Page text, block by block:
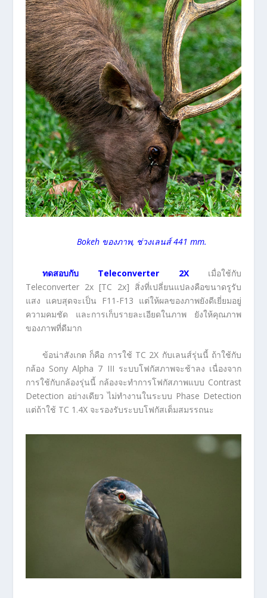
Bokeh ของภาพ, ช่วงเลนส์ 441 mm.
ทดสอบกับ Teleconverter 2Xเมื่อใช้กับ
Teleconverter 2x [TC 2x] สิ่งที่เปลี่ยนแปลงคือขนาดรูรับ
แสง แคบสุดจะเป็น F11-F13 แต่ให้ผลของภาพยังดีเยี่ยมอยู่
ความคมชัด และการเก็บรายละเอียดในภาพ ยังให้คุณภาพ
ของภาพที่ดีมาก
ข้อน่าสังเกต ก็คือ การใช้ TC 2X กับเลนส์รุ่นนี้ ถ้าใช้กับ
กล้อง Sony Alpha 7 III ระบบโฟกัสภาพจะช้าลง เนื่องจาก
การใช้กับกล้องรุ่นนี้ กล้องจะทำการโฟกัสภาพแบบ Contrast
Detection อย่างเดียว ไม่ทำงานในระบบ Phase Detection
แต่ถ้าใช้ TC 1.4X จะรองรับระบบโฟกัสเต็มสมรรถนะ